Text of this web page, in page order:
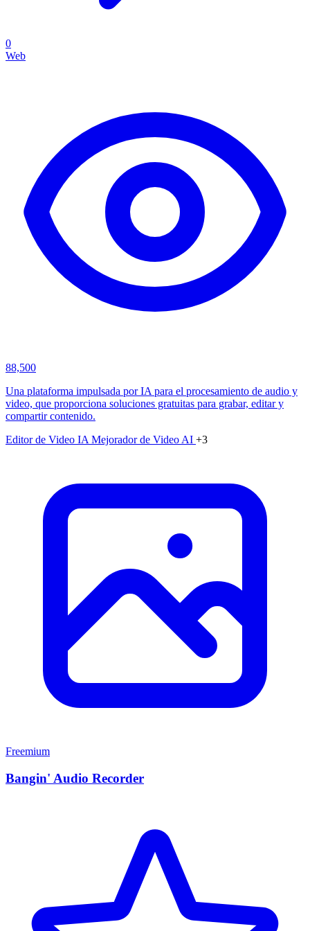
0
Web
88,500
Una plataforma impulsada por IA para el procesamiento de audio y
video, que proporciona soluciones gratuitas para grabar, editar y
compartir contenido.
Editor de Video IA Mejorador de Video AI +3
Freemium
Bangin' Audio Recorder